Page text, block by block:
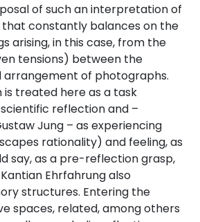
of such an interpretation of
constantly balances on the
arising, in this case, from the
tensions) between the
of photographs.
is treated here as a task
reflection and –
Jung – as experiencing
rationality) and feeling, as
say, as a pre-reflection grasp,
Ehrfahrung also
structures. Entering the
spaces, related, among others